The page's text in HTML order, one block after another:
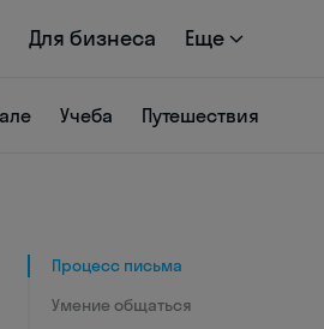
Для бизнеса Еще
Учеба Путешествия
Процесс письма
Умение общаться